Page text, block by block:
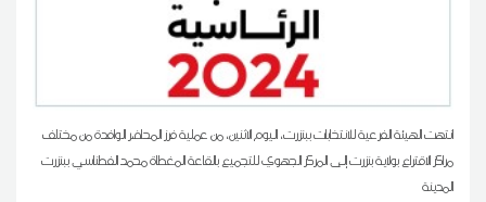
انتهت الهيئة الفرعية للانتخابات ببنزرت، اليوم الاثنين، من عملية فرز المحاضر الوافدة من مختلف
مراكز الاقتراع بولاية بنزرت إلى المركز الجهوي للتجميع بالقاعة المغطاة محمد الفطناسي ببنزرت
المدينة